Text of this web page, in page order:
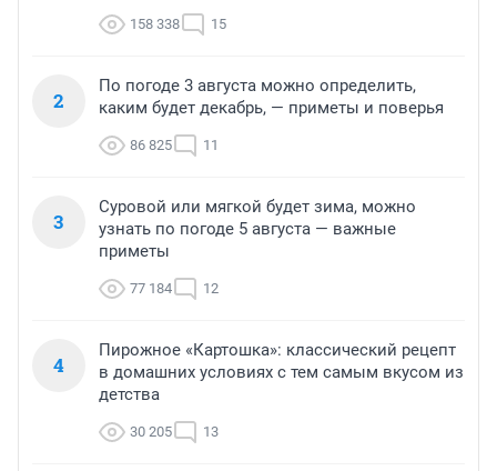
158 338 15
2
По погоде 3 августа можно определить,
каким будет декабрь, — приметы и поверья
86 825 11
3
Суровой или мягкой будет зима, можно
узнать по погоде 5 августа — важные
приметы
77 184 12
4
Пирожное «Картошка»: классический рецепт
в домашних условиях с тем самым вкусом из
детства
30 205 13